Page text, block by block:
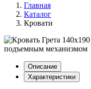
Главная
Каталог
Кровати
Описание
Характеристики